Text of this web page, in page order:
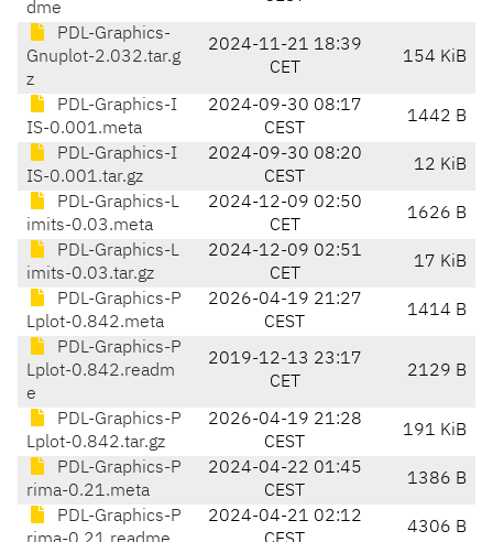
dme
PDL-Graphics-
Gnuplot-2.032.tar.g
z
2024-11-21 18:39
CET
154 KiB
PDL-Graphics-I
IS-0.001.meta
2024-09-30 08:17
CEST
1442 B
PDL-Graphics-I
IS-0.001.tar.gz
2024-09-30 08:20
CEST
12 KiB
PDL-Graphics-L
imits-0.03.meta
2024-12-09 02:50
CET
1626 B
PDL-Graphics-L
imits-0.03.tar.gz
2024-12-09 02:51
CET
17 KiB
PDL-Graphics-P
Lplot-0.842.meta
2026-04-19 21:27
CEST
1414 B
PDL-Graphics-P
Lplot-0.842.readm
e
2019-12-13 23:17
CET
2129 B
PDL-Graphics-P
Lplot-0.842.tar.gz
2026-04-19 21:28
CEST
191 KiB
PDL-Graphics-P
rima-0.21.meta
2024-04-22 01:45
CEST
1386 B
PDL-Graphics-P
2024-04-21 02:12
4306 B